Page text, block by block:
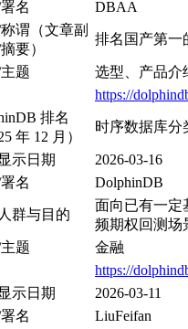
名 DBAA
谓（文章副
要）
排名国产第一
题 选型、产品介
https://
排名
年 12 月）
时序数据库分
示日期 2026-03-16
名 DolphinDB
群与目的
面向已有一定
频期权回测场
题 金融
https://
示日期 2026-03-11
名 LiuFeifan